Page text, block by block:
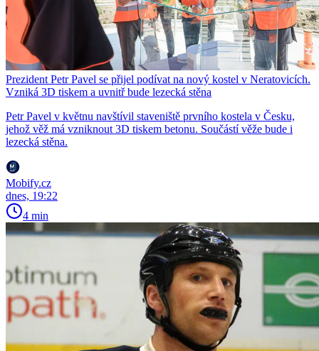
Prezident Petr Pavel se přijel podívat na nový kostel v Neratovicích.
Vzniká 3D tiskem a uvnitř bude lezecká stěna
Petr Pavel v květnu navštívil staveniště prvního kostela v Česku,
jehož věž má vzniknout 3D tiskem betonu. Součástí věže bude i
lezecká stěna.
Mobify.cz
dnes, 19:22
4 min